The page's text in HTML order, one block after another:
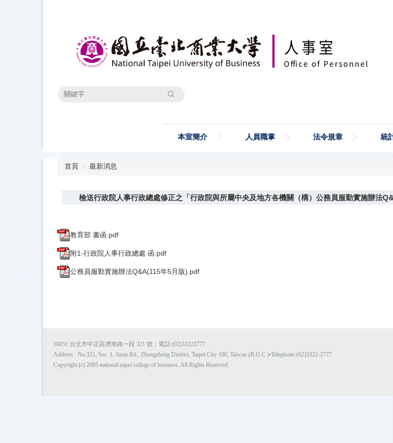
搜尋
本室簡介 人員職掌 法令規章 統
首頁 最新消息
檢送行政院人事行政總處修正之「行政院與所屬中央及地方各機關（構）公務員服勤實施辦法
教育部 書函.pdf
附1-行政院人事行政總處 函.pdf
公務員服勤實施辦法Q&A(115年5月版).pdf
10051 台北市中正區濟南路一段 321 號；電話:(02)33222777
Address : No.321, Sec. 1, Jinan Rd., Zhongzheng District, Taipei City 100, Taiwan (R.O.C.)•Telephone:(02)3322-2777
Copyright (c) 2005 national taipei college of business. All Rights Reserved.